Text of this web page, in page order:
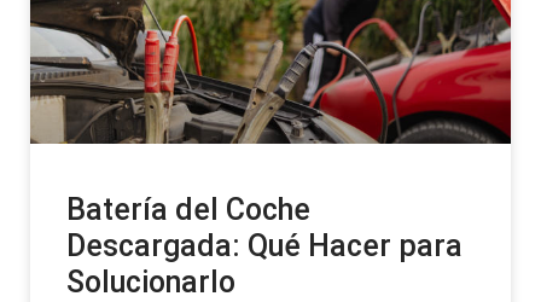
Batería del Coche
Descargada: Qué Hacer para
Solucionarlo